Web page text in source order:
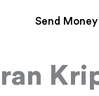
Send Money